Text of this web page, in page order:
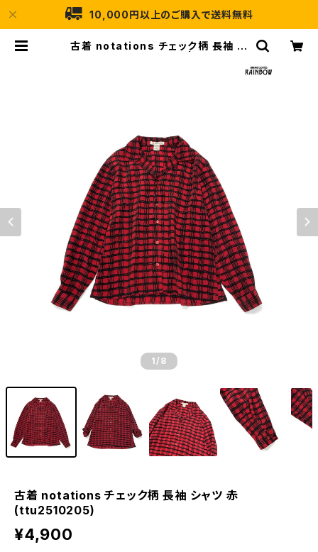
10,000円以上のご購入で送料無料
古着 notations チェック柄 長袖 シ
1 /8
古着 notations チェック柄 長袖 シャツ 赤
(ttu2510205)
¥4,900